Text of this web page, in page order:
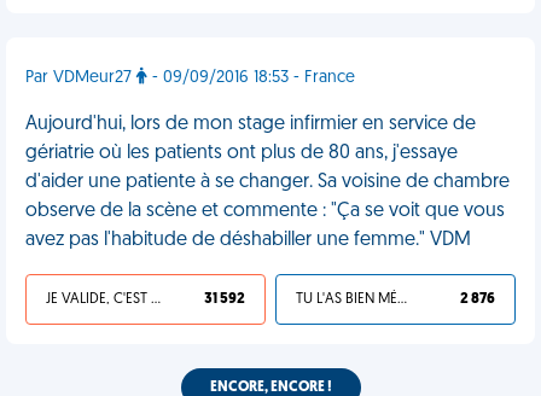
Par VDMeur27 - 09/09/2016 18:53 - France
Aujourd'hui, lors de mon stage infirmier en service de
gériatrie où les patients ont plus de 80 ans, j'essaye
d'aider une patiente à se changer. Sa voisine de chambre
observe de la scène et commente : "Ça se voit que vous
avez pas l'habitude de déshabiller une femme." VDM
JE VALIDE, C'EST UNE VDM 31 592 TU L'AS BIEN MÉRITÉ 2 876
ENCORE, ENCORE !